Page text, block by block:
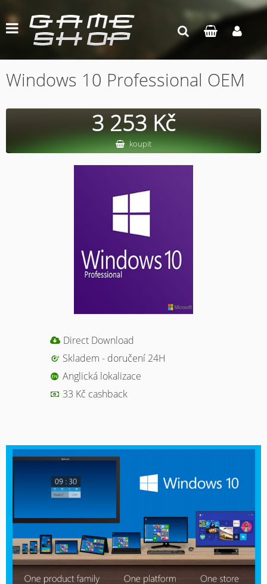
Windows 10 Professional OEM
3 253 Kč
koupit
Direct Download
Skladem - doručení 24H
Anglická lokalizace
33 Kč cashback